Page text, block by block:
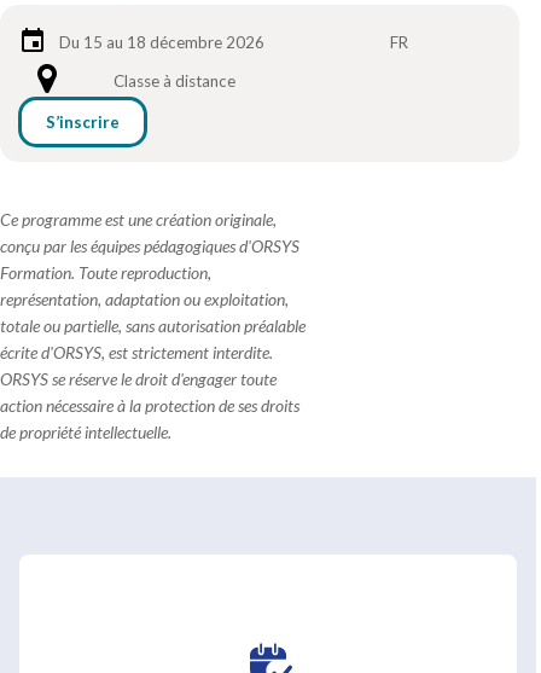
Du 15 au 18 décembre 2026
FR
Classe à distance
S’inscrire
Ce programme est une création originale,
conçu par les équipes pédagogiques d'ORSYS
Formation. Toute reproduction,
représentation, adaptation ou exploitation,
totale ou partielle, sans autorisation préalable
écrite d'ORSYS, est strictement interdite.
ORSYS se réserve le droit d'engager toute
action nécessaire à la protection de ses droits
de propriété intellectuelle.